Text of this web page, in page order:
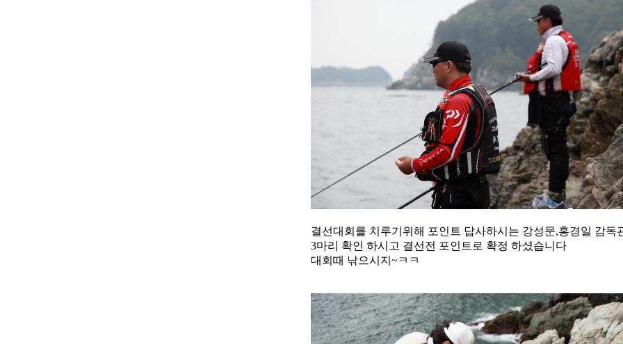
결선대회를 치루기위해 포인트 답사하시는 강성문,홍경일 감독
3마리 확인 하시고 결선전 포인트로 확정 하셨습니다
대회때 낚으시지~ㅋㅋ